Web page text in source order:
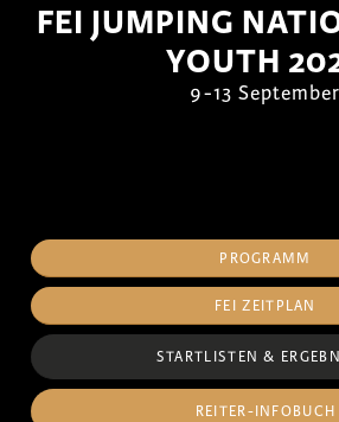
FEI JUMPING
YOUTH
9-13 September
PROGRAMM
FEI ZEITPLAN
STARTLISTEN &
REITER-INFOBUCH